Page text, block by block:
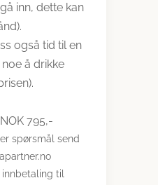
inn, dette kan
også tid til en
å drikke
795,-
spørsmål send
til